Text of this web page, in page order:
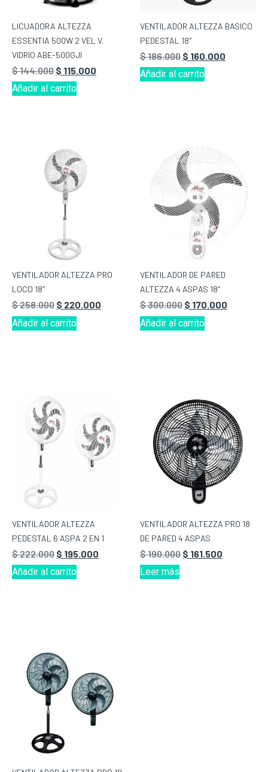
LICUADORA ALTEZZA
ESSENTIA 500W 2 VEL V.
VIDRIO ABE-500GJI
$144.000 $ 115.000
Añadir al carrito
VENTILADOR ALTEZZA BASICO
PEDESTAL 18″
$186.000 $ 160.000
Añadir al carrito
VENTILADOR ALTEZZA PRO
LOCO 18″
$258.000 $ 220.000
Añadir al carrito
VENTILADOR DE PARED
ALTEZZA 4 ASPAS 18″
$300.000 $ 170.000
Añadir al carrito
VENTILADOR ALTEZZA
PEDESTAL 6 ASPA 2 EN 1
$222.000 $ 195.000
Añadir al carrito
VENTILADOR ALTEZZA PRO 18
DE PARED 4 ASPAS
$190.000 $ 161.500
Leer más